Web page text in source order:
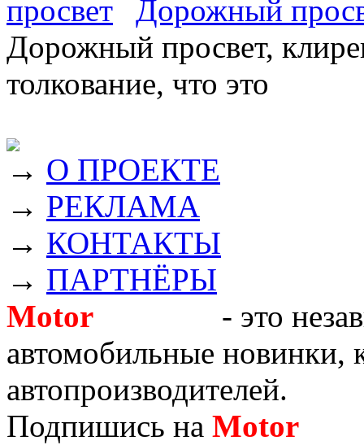
Дорожный
Дорожный просвет,
толкование, что это
→ О ПРОЕКТЕ
→ РЕКЛАМА
→ КОНТАКТЫ
→ ПАРТНЁРЫ
Motor
- это
автомобильные новинки,
автопроизводителей.
Подпишись на Motor